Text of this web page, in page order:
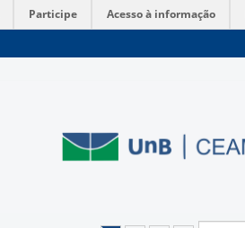
Participe Acesso à informação